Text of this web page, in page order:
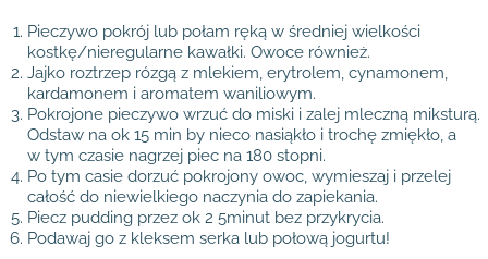
Pieczywo pokrój lub połam ręką w średniej wielkości
kostkę/nieregularne kawałki. Owoce również.
Jajko roztrzep rózgą z mlekiem, erytrolem, cynamonem,
kardamonem i aromatem waniliowym.
Pokrojone pieczywo wrzuć do miski i zalej mleczną miksturą.
Odstaw na ok 15 min by nieco nasiąkło i trochę zmiękło, a
w tym czasie nagrzej piec na 180 stopni.
Po tym casie dorzuć pokrojony owoc, wymieszaj i przelej
całość do niewielkiego naczynia do zapiekania.
Piecz pudding przez ok 2 5minut bez przykrycia.
Podawaj go z kleksem serka lub połową jogurtu!